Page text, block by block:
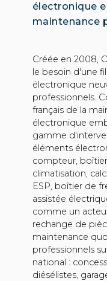
électronique
maintenance
Créée en 2008,
le besoin d'une
électronique
professionnels.
français de la
électronique
gamme
éléments
compteur,
climatisation,
ESP, boîtier de
assistée
comme un
rechange de
maintenance
professionnels
national :
diésélistes,